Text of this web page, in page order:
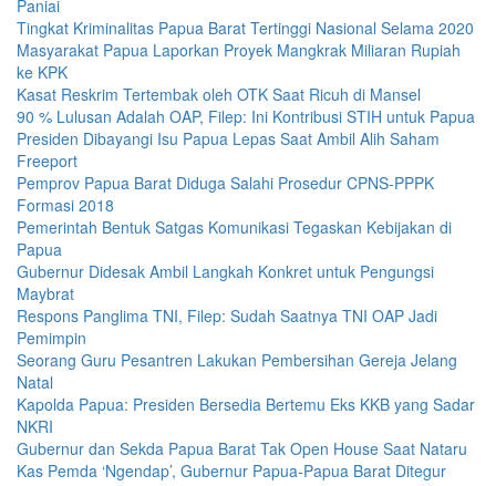
Paniai
Tingkat Kriminalitas Papua Barat Tertinggi Nasional Selama 2020
Masyarakat Papua Laporkan Proyek Mangkrak Miliaran Rupiah
ke KPK
Kasat Reskrim Tertembak oleh OTK Saat Ricuh di Mansel
90 % Lulusan Adalah OAP, Filep: Ini Kontribusi STIH untuk Papua
Presiden Dibayangi Isu Papua Lepas Saat Ambil Alih Saham
Freeport
Pemprov Papua Barat Diduga Salahi Prosedur CPNS-PPPK
Formasi 2018
Pemerintah Bentuk Satgas Komunikasi Tegaskan Kebijakan di
Papua
Gubernur Didesak Ambil Langkah Konkret untuk Pengungsi
Maybrat
Respons Panglima TNI, Filep: Sudah Saatnya TNI OAP Jadi
Pemimpin
Seorang Guru Pesantren Lakukan Pembersihan Gereja Jelang
Natal
Kapolda Papua: Presiden Bersedia Bertemu Eks KKB yang Sadar
NKRI
Gubernur dan Sekda Papua Barat Tak Open House Saat Nataru
Kas Pemda ‘Ngendap’, Gubernur Papua-Papua Barat Ditegur